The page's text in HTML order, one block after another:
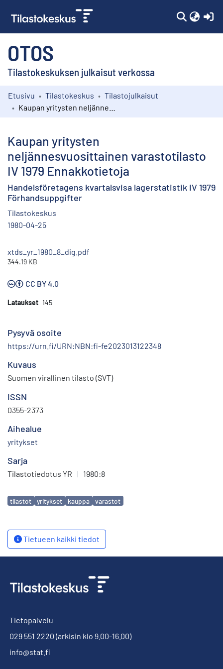
OTOS
Tilastokeskuksen julkaisut verkossa
Kokoelmat
Etusivu Tilastokeskus
Tilastojulkaisut
Kaupan yritysten
neljännesvuosittainen varastotilasto
IV 1979 Ennakkotietoja
Handelsföretagens kvartalsvisa lagerstatistik IV 1979
Förhandsuppgifter
Tilastokeskus
1980-04-25
xtds_yr_1980_8_dig.pdf
344.19 KB
CC BY 4.0
Lataukset 145
Pysyvä osoite
https://urn.fi/URN:NBN:fi-fe2023013122348
Kuvaus
Suomen virallinen tilasto (SVT)
ISSN
0355-2373
Aihealue
yritykset
Sarja
Tilastotiedotus YR | 1980:8
Avainsanat
tilastot yritykset kauppa varastot
Tietueen kaikki tiedot
Tietopalvelu
029 551 2220 (arkisin klo 9.00-16.00)
info@stat.fi